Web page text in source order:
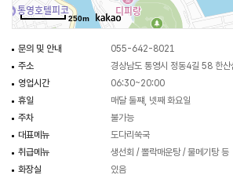
250m
문의 및 안내
055-642-8021
주소
경상남도 통영시 정동4길 58 한산
영업시간
06:30~20:00
휴일
매달 둘쨰, 넷째 화요일
주차
불가능
대표메뉴
도다리쑥국
취급메뉴
생선회 / 뽈락매운탕 / 물메기탕 등
화장실
있음